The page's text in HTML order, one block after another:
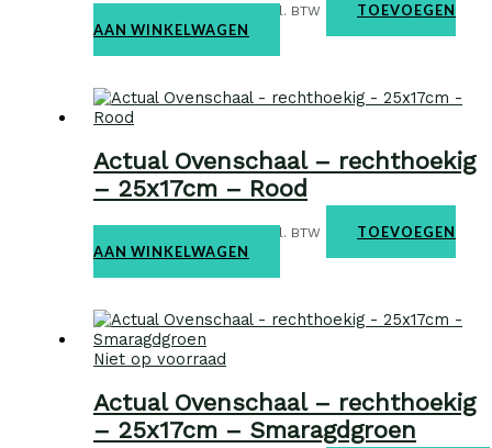
incl. BTW
TOEVOEGEN
AAN WINKELWAGEN
Actual Ovenschaal – rechthoekig
– 25x17cm – Rood
incl. BTW
TOEVOEGEN
AAN WINKELWAGEN
Niet op voorraad
Actual Ovenschaal – rechthoekig
– 25x17cm – Smaragdgroen